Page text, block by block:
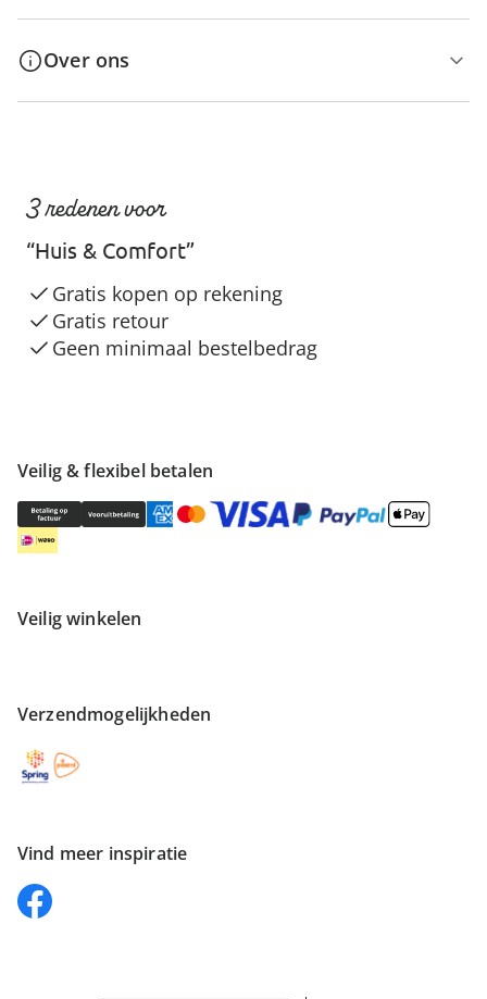
Over ons
Veilig & flexibel betalen
Veilig winkelen
Verzendmogelijkheden
Vind meer inspiratie
3 redenen voor
“Huis & Comfort”
Gratis kopen op rekening
Gratis retour
Geen minimaal bestelbedrag